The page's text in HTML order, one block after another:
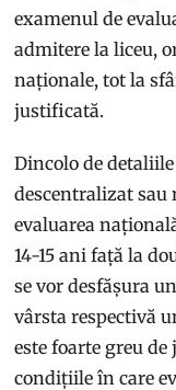
examenul de
admitere la liceu,
naționale, tot la
justificată.
Dincolo de
descentralizat sau
evaluarea
14-15 ani față la
se vor desfășura
vârsta respectivă
este foarte greu
condițiile în care